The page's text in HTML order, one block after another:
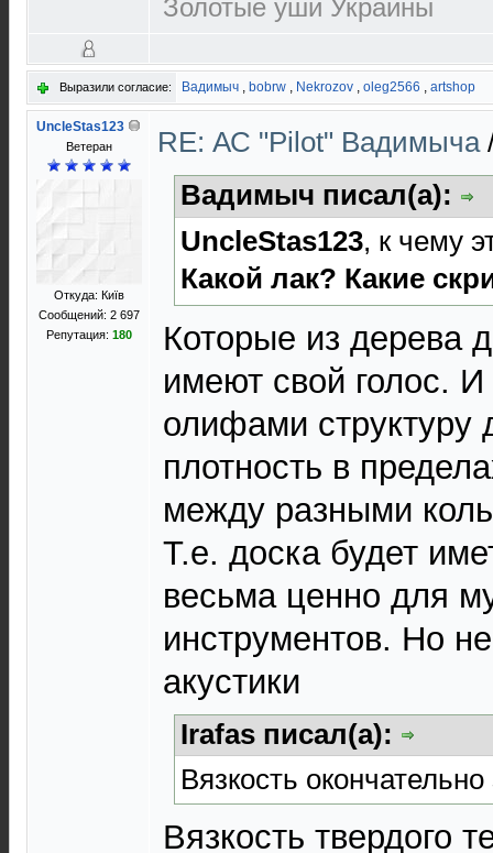
Золотые уши Украины
Выразили согласие: Вадимыч , bobrw , Nekrozov , oleg2566 , artshop
UncleStas123
Ветеран
Откуда: Київ
Сообщений: 2 697
Репутация: 180
RE: АС "Pilot" Вадимыча
Вадимыч писал(а):
UncleStas123, к чему
Какой лак? Какие
Которые из дерева
имеют свой голос.
олифами структуру
плотность в
между разными
Т.е. доска будет
весьма ценно для
инструментов. Но
акустики
Irafas писал(а):
Вязкость
Вязкость твердого